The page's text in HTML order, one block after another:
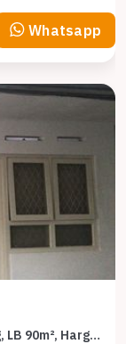
Whatsapp
Kesempatan Rumah di Lengkong, Bandung, LB 90m², Harga 1,5 Miliar